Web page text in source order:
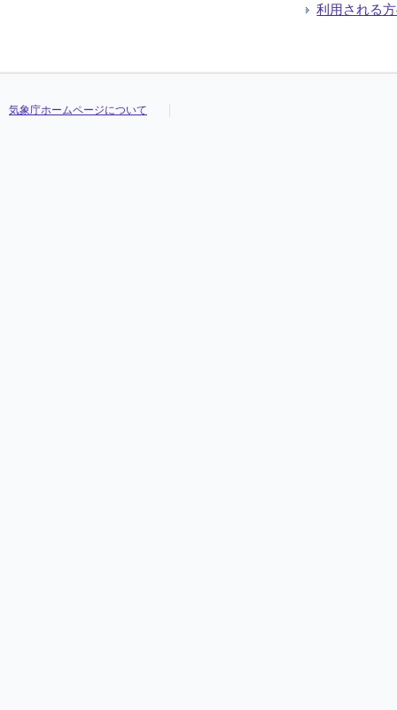
利用される
気象庁ホームページについて